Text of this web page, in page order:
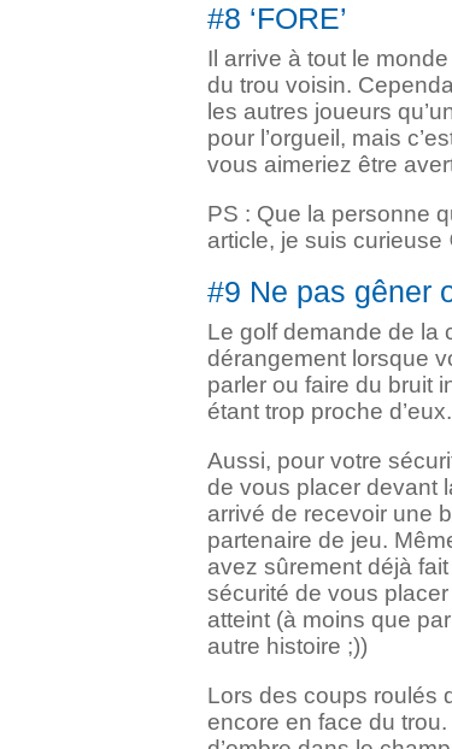
#8 ‘FORE’
Il arrive à tout le
du trou voisin.
les autres joueurs
pour l’orgueil, mais
vous aimeriez être
PS : Que la personne
article, je suis curieuse
#9 Ne pas gêner
Le golf demande de la
dérangement lorsque
parler ou faire du bruit
étant trop proche d’eux.
Aussi, pour votre
de vous placer devant
arrivé de recevoir une
partenaire de jeu.
avez sûrement déjà
sécurité de vous
atteint (à moins que
autre histoire ;))
Lors des coups roulés
encore en face du